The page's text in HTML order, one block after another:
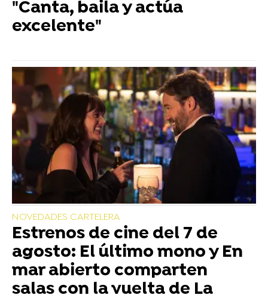
"Canta, baila y actúa
excelente"
NOVEDADES CARTELERA
Estrenos de cine del 7 de
agosto: El último mono y En
mar abierto comparten
salas con la vuelta de La